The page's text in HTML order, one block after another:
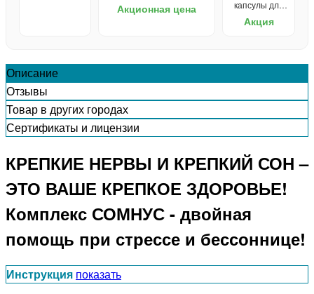
Акционная цена
капсулы для
сна
Акция
Описание
Отзывы
Товар в других городах
Сертификаты и лицензии
КРЕПКИЕ НЕРВЫ И КРЕПКИЙ СОН –
ЭТО ВАШЕ КРЕПКОЕ ЗДОРОВЬЕ!
Комплекс СОМНУС - двойная
помощь при стрессе и бессоннице!
Инструкция показать